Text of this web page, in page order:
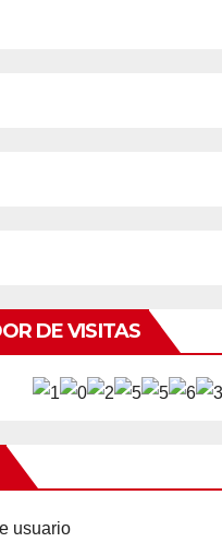
DE VISITAS
usuario